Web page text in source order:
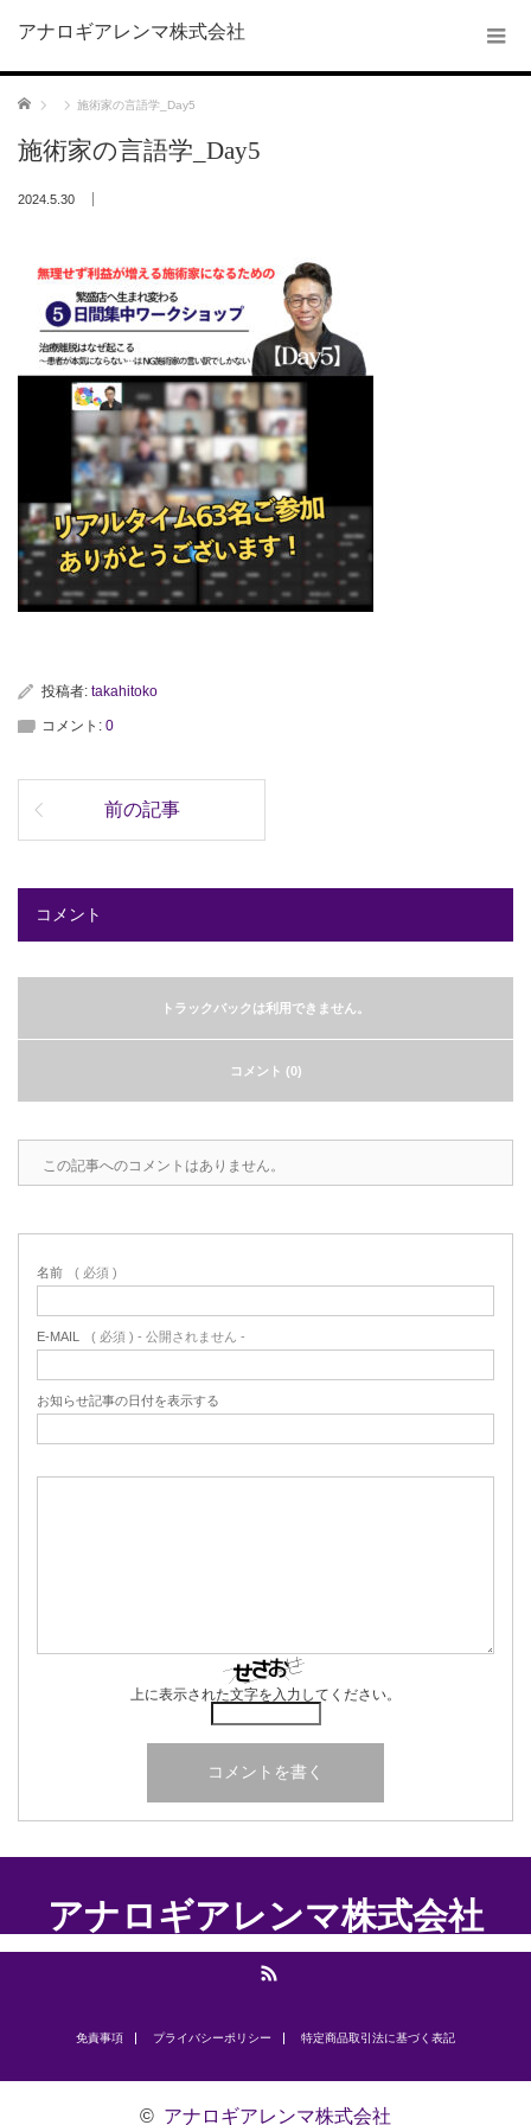
アナロギアレンマ株式会社
ホーム 施術家の言語学_Day5
施術家の言語学_Day5
2024.5.30
投稿者: takahitoko
コメント: 0
前の記事
コメント
トラックバックは利用できません。
コメント (0)
この記事へのコメントはありません。
名前 ( 必須 )
E-MAIL ( 必須 ) - 公開されません -
お知らせ記事の日付を表示する
上に表示された文字を入力してください。
アナロギアレンマ株式会社
免責事項 プライバシーポリシー ​特定商品取引法に基づく表記
© アナロギアレンマ株式会社